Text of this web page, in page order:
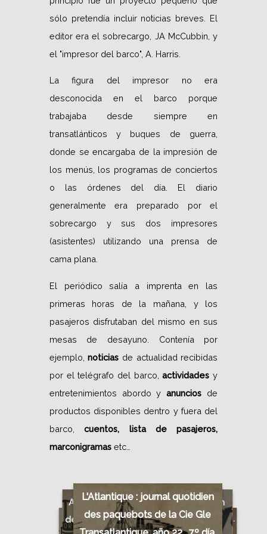
sólo pretendía incluir noticias breves. El
editor era el sobrecargo, JA McCubbin, y
el "impresor del barco", A. Harris.
La figura del impresor no era
desconocida en el barco porque
trabajaba desde siempre en
transatlánticos y buques de guerra,
donde se encargaba de la impresión de
los menús, los programas de conciertos
o las órdenes del día. El diario
generalmente era preparado por el
sobrecargo y sus dos impresores
(asistentes) utilizando una prensa de
cama plana.
El periódico salía a imprenta en las
primeras horas de la mañana, y los
pasajeros disfrutaban del mismo en sus
mesas de desayuno. Contenía por
ejemplo,noticias de actualidad recibidas
por el telégrafo del barco,actividades y
entretenimientos abordo yanuncios de
productos disponibles dentro y fuera del
barco,cuentos, lista de
pasajeros,
marconigramasetc…
The Atlantic Daily News : nº 1,
Atlantic Post : Die Bordzeitung
der Hamburg-Amerika Linie nº 3
L'Atlantique : journal quotidien
des paquebots de la Cie Gle
L'Atlantique : journal quotidien
des paquebots de la Cie Gle
Revista del Atlántico año 7 núm.